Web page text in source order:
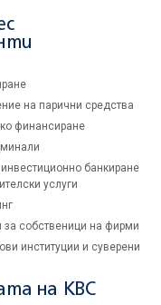
на парични средства
финансиране
инвестиционно банкиране
услуги
за собственици на фирми
институции и суверени
на KBC